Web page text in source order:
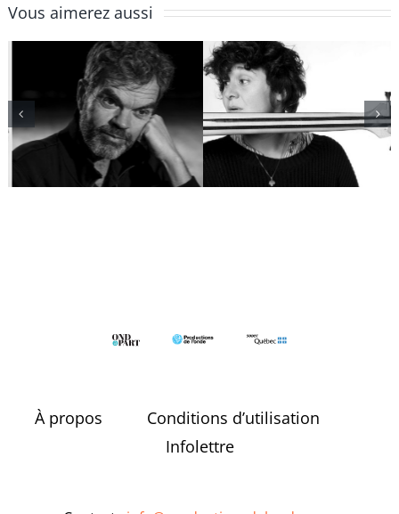
Vous aimerez aussi
Edgar Bori
Marion
Cousineau
À propos
Conditions d’utilisation
Infolettre